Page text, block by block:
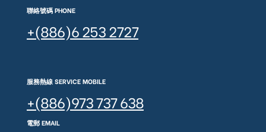
聯絡號碼 PHONE
+(886)6 253 2727
服務熱線 SERVICE MOBILE
+(886)973 737 638
電郵 EMAIL